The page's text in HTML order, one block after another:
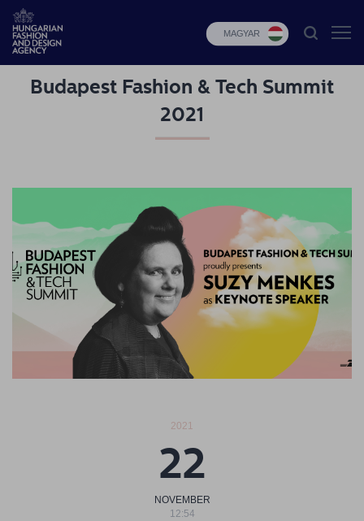
MAGYAR
HFDA
Budapest
Select
Hírek
Pályázatok
Budapest Fashion & Tech Summit
2021
2021
22
NOVEMBER
12:54